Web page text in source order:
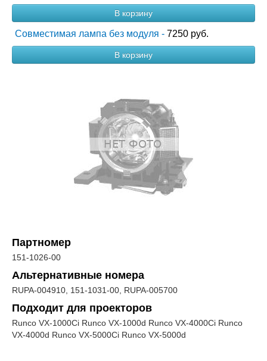
В корзину
Совместимая лампа без модуля - 7250 руб.
В корзину
Партномер
151-1026-00
Альтернативные номера
RUPA-004910, 151-1031-00, RUPA-005700
Подходит для проекторов
Runco VX-1000Ci Runco VX-1000d Runco VX-4000Ci Runco
VX-4000d Runco VX-5000Ci Runco VX-5000d